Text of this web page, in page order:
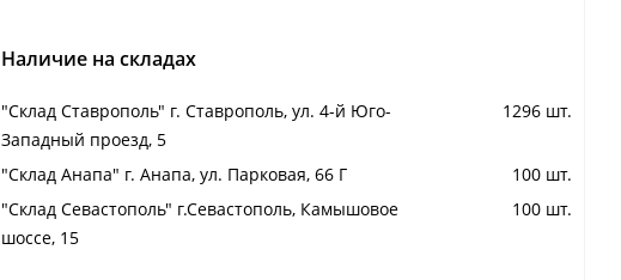
Наличие на складах
"Cклад Ставрополь" г. Ставрополь, ул. 4-й Юго-
Западный проезд, 5
1296 шт.
"Cклад Анапа" г. Анапа, ул. Парковая, 66 Г
100 шт.
"Cклад Севастополь" г.Севастополь, Камышовое
шоссе, 15
100 шт.